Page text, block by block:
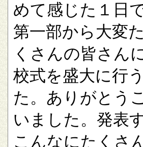
めて感じた１日
第一部から大変た
くさんの皆さん
校式を盛大に行
た。ありがとう
いました。発表
こんなにたくさ